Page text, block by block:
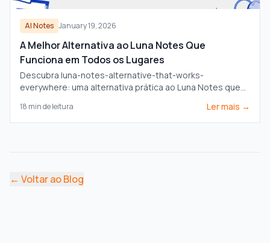
AI Notes January 19, 2026
A Melhor Alternativa ao Luna Notes Que
Funciona em Todos os Lugares
Descubra luna-notes-alternative-that-works-
everywhere: uma alternativa prática ao Luna Notes que
estudantes dedicados.
18 min de leitura Ler mais →
← Voltar ao Blog